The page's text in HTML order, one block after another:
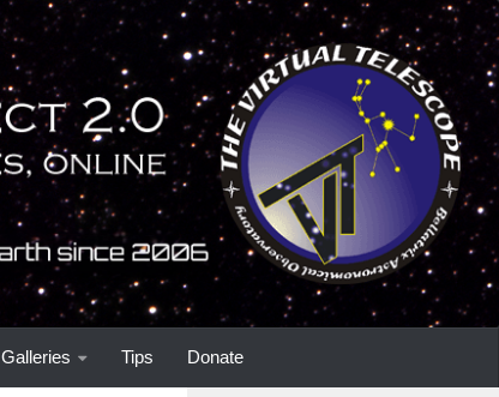
Galleries Tips Donate